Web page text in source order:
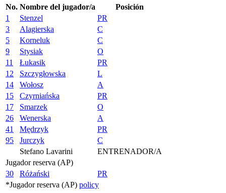
No. Nombre del jugador/a
Posición
1
Stenzel
PR
3
Alagierska
C
5
Korneluk
C
9
Stysiak
O
11
Łukasik
PR
12
Szczygłowska
L
14
Wołosz
A
15
Czyrniańska
PR
17
Smarzek
O
26
Wenerska
A
41
Mędrzyk
PR
95
Jurczyk
C
Stefano Lavarini
ENTRENADOR/A
Jugador reserva (AP)
30
Różański
PR
*Jugador reserva (AP) policy